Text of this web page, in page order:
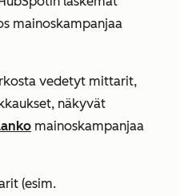
mainoskampanjaa
vedetyt mittarit,
näkyvät
mainoskampanjaa
(esim.